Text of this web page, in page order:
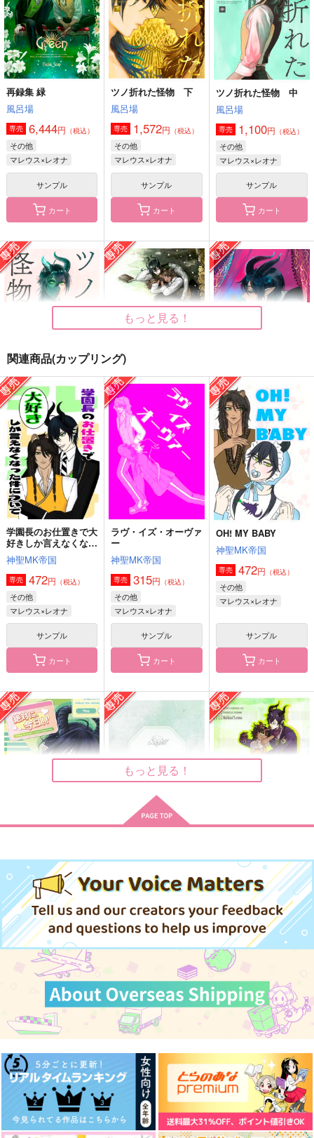
マレウス×レオナ
サンプル
作品詳細
マレウス×レオナ
サンプル
作品詳細
マレウス×レオナ
サンプル
作品詳細
プレイフル愛ランド
風呂場
440円 （税込）
マレウス×レオナ
作品詳細
ピンク・ハーブティー
風呂場
110円（税込）
マレウス×レオナ
ラブソングが歌えな
い！？
BPM
944円（税込）
MIX JUICE
787
ジャック×レオナ
サンプル
作品詳細
lullaby
1,572
マレウス×レオナ
サンプル
作品詳細
Requiem
クロエ
1,257
マレウス×レオナ
サンプル
作品詳細
クロエ
472円（税込）
マレウス×レオナ
サンプル
作品詳細
サンドネリウム
787円（税込）
レオナ×マレウス
サンプル
Abyss
143円（税込）
マレウス×レオナ
サンプル
再録集 緑
風呂場
専売 6,444円 （税込）
その他
マレウス×レオナ
サンプル
カート
ツノ折れた怪物 下
風呂場
専売 1,572円 （税込）
その他
マレウス×レオナ
サンプル
カート
ツノ折れた怪物 中
風呂場
専売 1,100円 （税込）
その他
マレウス×レオナ
サンプル
カート
ツノ折れた怪物 上
風呂場
専売 1,100円（税込）
その他
マレウス×レオナ
サンプル
カート
再録集 白
風呂場
専売 4,715円（税込）
その他
マレウス×レオナ
サンプル
カート
緑の咆哮５
風呂場
セール中 専売
1,320円（税込）
その他
マレウス×レオナ
サンプル
カート
ピンク・ハーブティー
風呂場
専売
サンプル
プレイフル愛ランド
風呂場
440円（税込）
マレウス×レオナ
サンプル
もっと見る！
関連商品(カップリング)
学園長のお仕置きで大
好きしか言えなくなっ
た件について
神聖MK帝国
専売 472円 （税込）
その他
マレウス×レオナ
サンプル
カート
ラヴ・イズ・オーヴァ
ー
神聖MK帝国
専売 315円 （税込）
その他
マレウス×レオナ
サンプル
カート
OH! MY BABY
神聖MK帝国
専売 472円 （税込）
その他
マレウス×レオナ
サンプル
カート
Waltz
専売 787 （税込）
その他
マレウス×レオナ
サンプル
カート
クロエ
専売 472円（税込）
マレウス×レオナ
青の洞窟
専売 629円（税込）
その他
マレウス×レオナ
サンプル
もっと見る！